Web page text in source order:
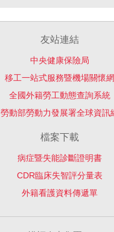
友站連結
中央健康保險局
移工一站式服務暨機場關懷網
全國外籍勞工動態查詢系統
勞動部勞動力發展署全球資訊
檔案下載
病症暨失能診斷證明書
CDR臨床失智評分量表
外籍看護資料傳遞單